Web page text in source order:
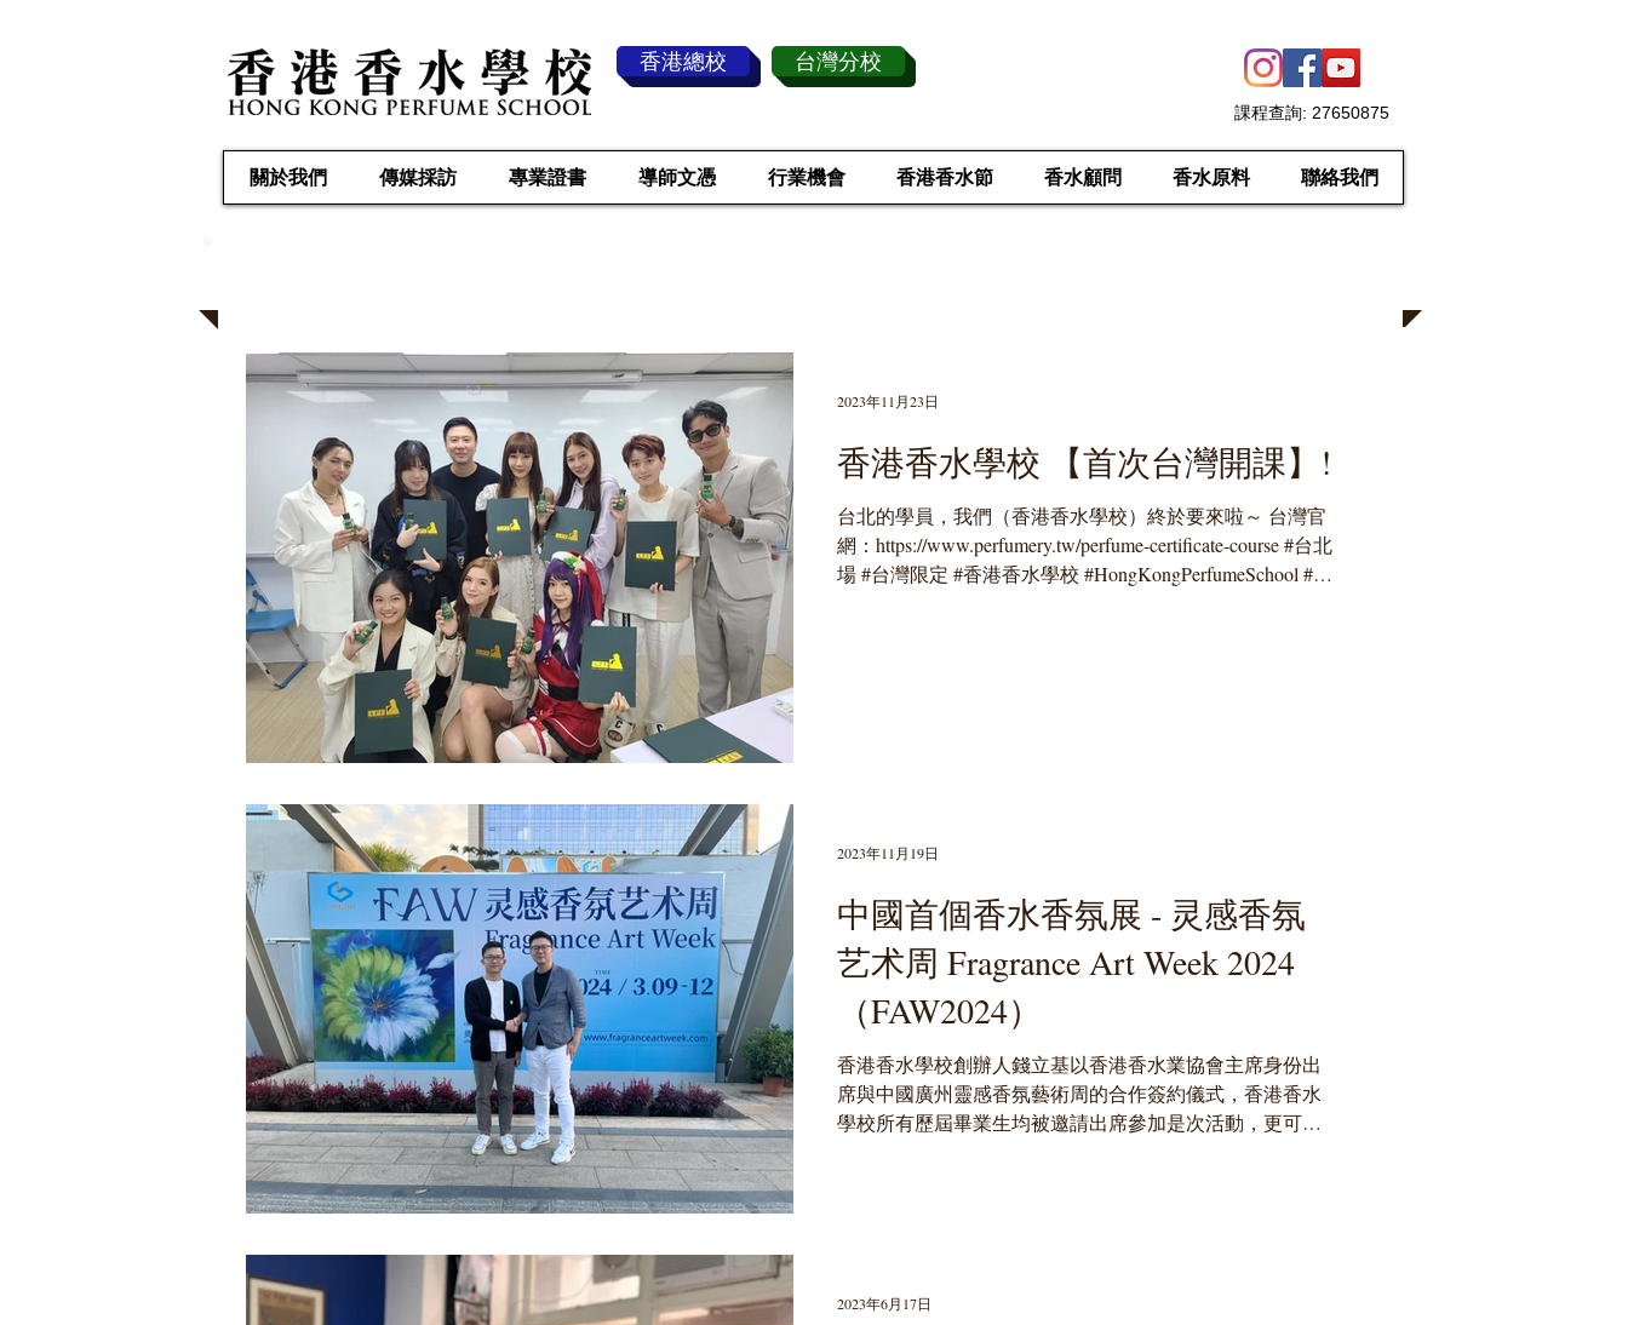
香港總校 台灣分校
課程查詢: 27650875
關於我們 傳媒採訪 專業證書 導師文憑 行業機會 香港香水節 香水顧問 香水原料 聯絡我們
香港香水學校 【首次台灣開課】!
台北的學員，我們（香港香水學校）終於要來啦～ 台灣官
網：https://www.perfumery.tw/perfume-certificate-course #台北
場 #台灣限定 #香港香水學校 #HongKongPerfumeSchool #香
2023年11月23日
中國首個香水香氛展 - 灵感香氛
艺术周 Fragrance Art Week 2024
（FAW2024）
香港香水學校創辦人錢立基以香港香水業協會主席身份出
席與中國廣州靈感香氛藝術周的合作簽約儀式，香港香水
學校所有歷屆畢業生均被邀請出席參加是次活動，更可向
2023年11月19日
2023年6月17日